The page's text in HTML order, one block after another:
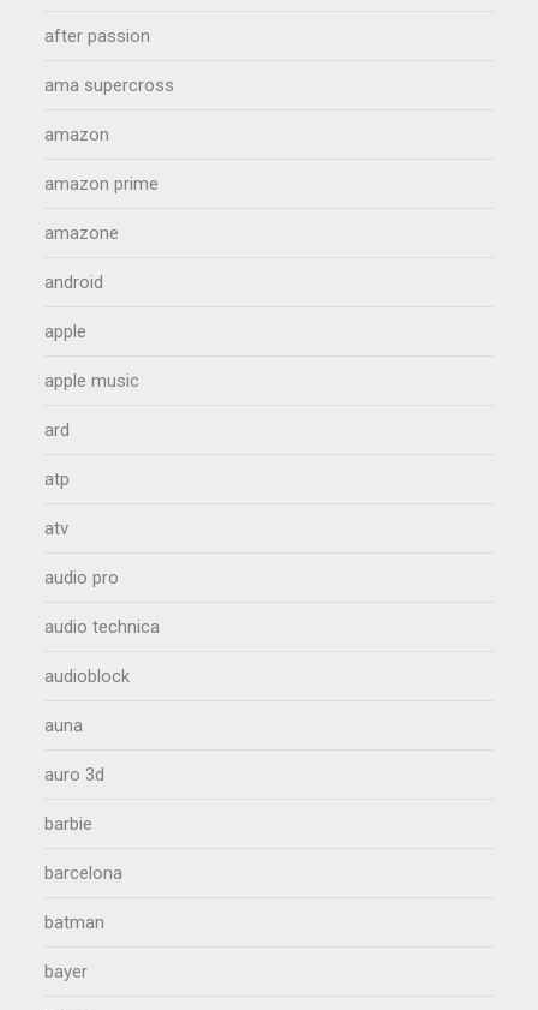
after passion
ama supercross
amazon
amazon prime
amazone
android
apple
apple music
ard
atp
atv
audio pro
audio technica
audioblock
auna
auro 3d
barbie
barcelona
batman
bayer